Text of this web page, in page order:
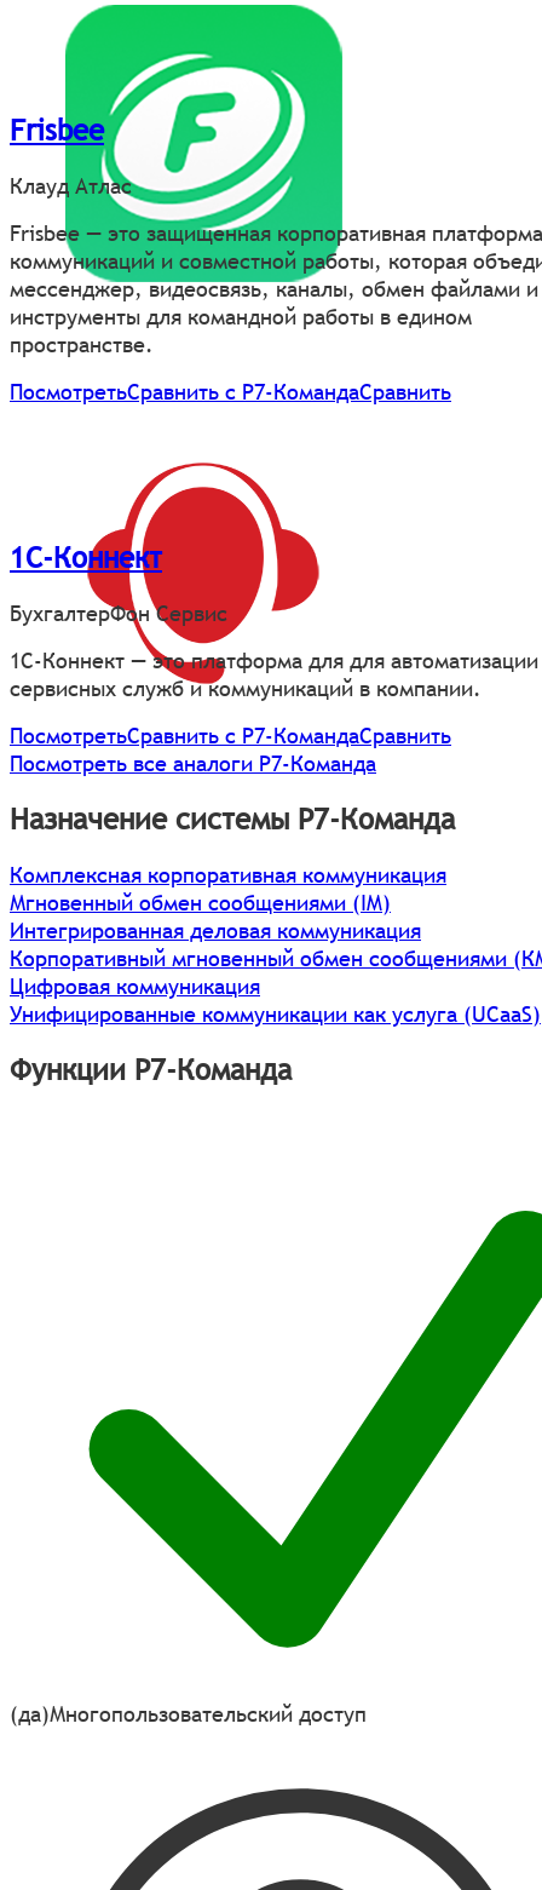
Frisbee
Клауд Атлас
Frisbee — это защищенная корпоративная
коммуникаций и совместной работы, которая
мессенджер, видеосвязь, каналы, обмен файлами и
инструменты для командной работы в едином
пространстве.
ПосмотретьСравнить с Р7-КомандаСравнить
1С-Коннект
БухгалтерФон Сервис
1С-Коннект — это платформа для для автоматизации
сервисных служб и коммуникаций в компании.
ПосмотретьСравнить с Р7-КомандаСравнить
Посмотреть все аналоги Р7-Команда
Назначение системы Р7-Команда
Комплексная корпоративная коммуникация
Мгновенный обмен сообщениями (IM)
Интегрированная деловая коммуникация
Корпоративный мгновенный обмен сообщениями
Цифровая коммуникация
Унифицированные коммуникации как услуга (UCaaS)
Функции Р7-Команда
(да)Многопользовательский доступ